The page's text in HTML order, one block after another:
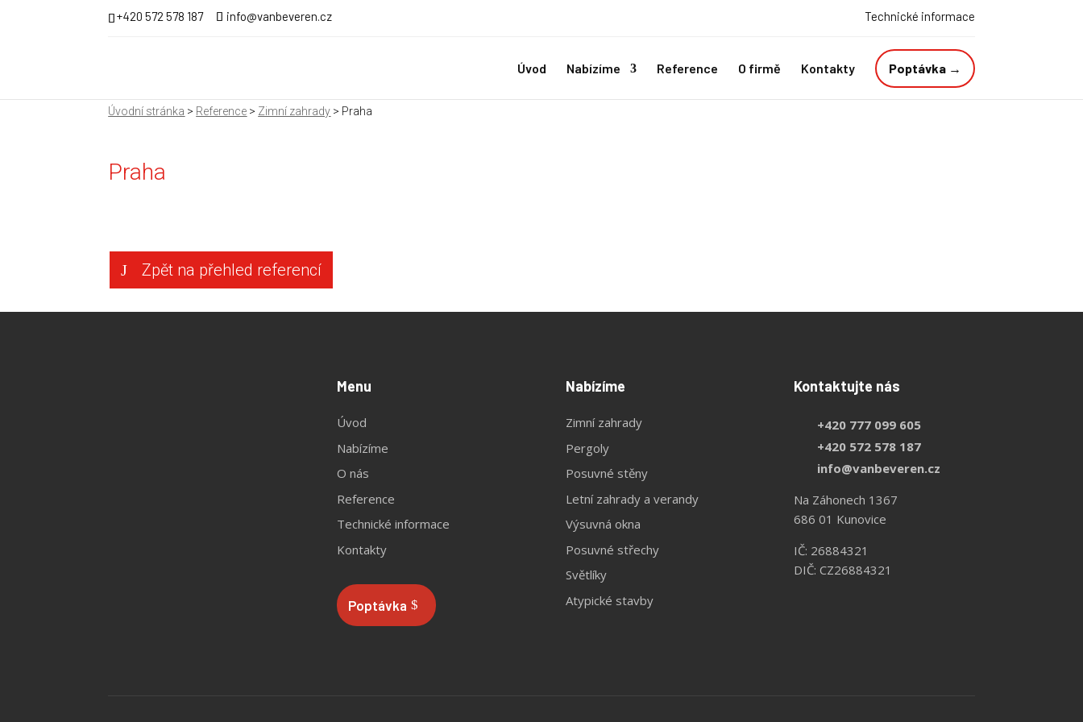
+420 572 578 187 info@vanbeveren.cz Technické informace
Úvod Nabízíme Reference O firmě Kontakty Poptávka →
Úvodní stránka > Reference > Zimní zahrady > Praha
Praha
Zpět na přehled referencí
Menu
Úvod
Nabízíme
O nás
Reference
Technické informace
Kontakty
Poptávka
Nabízíme
Zimní zahrady
Pergoly
Posuvné stěny
Letní zahrady a verandy
Výsuvná okna
Posuvné střechy
Světlíky
Atypické stavby
Kontaktujte nás
+420 777 099 605
+420 572 578 187
info@vanbeveren.cz
Na Záhonech 1367
686 01 Kunovice
IČ: 26884321
DIČ: CZ26884321